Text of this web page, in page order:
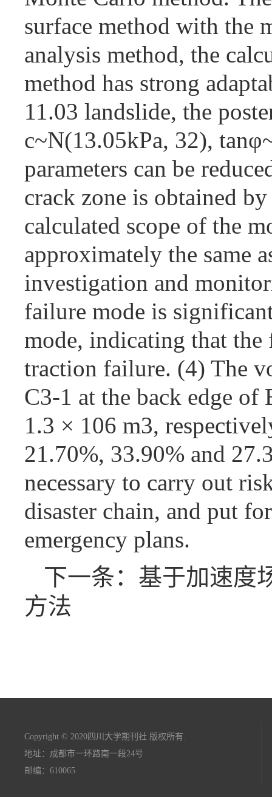
surface method with the
analysis method, the
method has strong
11.03 landslide, the
c~N(13.05kPa, 32),
parameters can be
crack zone is obtained
calculated scope of the
approximately the same
investigation and
failure mode is
mode, indicating that
traction failure. (4) The
C3-1 at the back edge of
1.3 × 106 m3,
21.70%, 33.90% and
necessary to carry out
disaster chain, and put
emergency plans.
下一条：基于加速度
方法
Copyright © 2020四川大学期刊社 版权所有.
地址：成都市一环路南一段24号
邮编：610065